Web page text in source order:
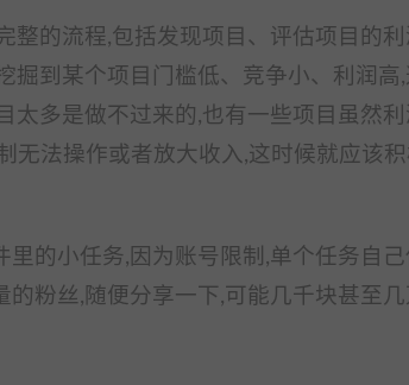
整的流程,包括发现项目、评估项目的
掘到某个项目门槛低、竞争小、利润
太多是做不过来的,也有一些项目虽然
无法操作或者放大收入,这时候就应该
里的小任务,因为账号限制,单个任务自
的粉丝,随便分享一下,可能几千块甚至几